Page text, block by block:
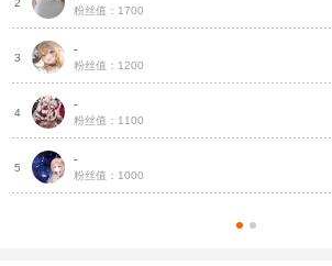
粉丝值：1700
3
-
粉丝值：1200
4
-
粉丝值：1100
5
-
粉丝值：1000